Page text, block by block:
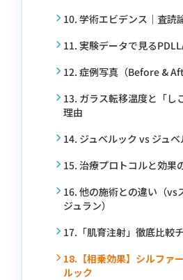
10. 学術エビデンス｜査読
11. 実験データで見る
12. 症例写真（Before &
13. ガラス転移温度と「し
理由
14. ジュベルック vs ジュ
15. 治療プロトコルと効果
16. 他の施術との違い（vs
ジュラン）
17.「肌育注射」徹底比較
18.【相乗効果】シルファ
ルック